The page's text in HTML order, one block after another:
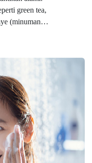
green tea,
(minuman…